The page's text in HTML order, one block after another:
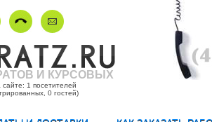
И КУРСОВЫХ
1 посетителей
0 гостей)